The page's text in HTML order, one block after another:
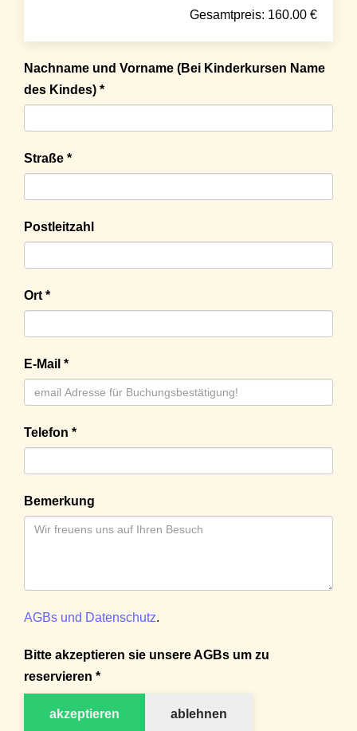
Gesamtpreis: 160.00 €
Nachname und Vorname (Bei Kinderkursen Name
des Kindes) *
Straße *
Postleitzahl
Ort *
E-Mail *
Telefon *
Bemerkung
AGBs und Datenschutz.
Bitte akzeptieren sie unsere AGBs um zu
reservieren *
akzeptieren ablehnen